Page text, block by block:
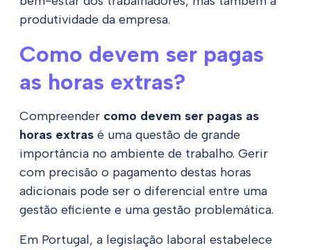
produtividade da empresa.
Como devem ser pagas
as horas extras?
Compreender como devem ser pagas as
horas extras é uma questão de grande
importância no ambiente de trabalho. Gerir
com precisão o pagamento destas horas
adicionais pode ser o diferencial entre uma
gestão eficiente e uma gestão problemática.
Em Portugal, a legislação laboral estabelece